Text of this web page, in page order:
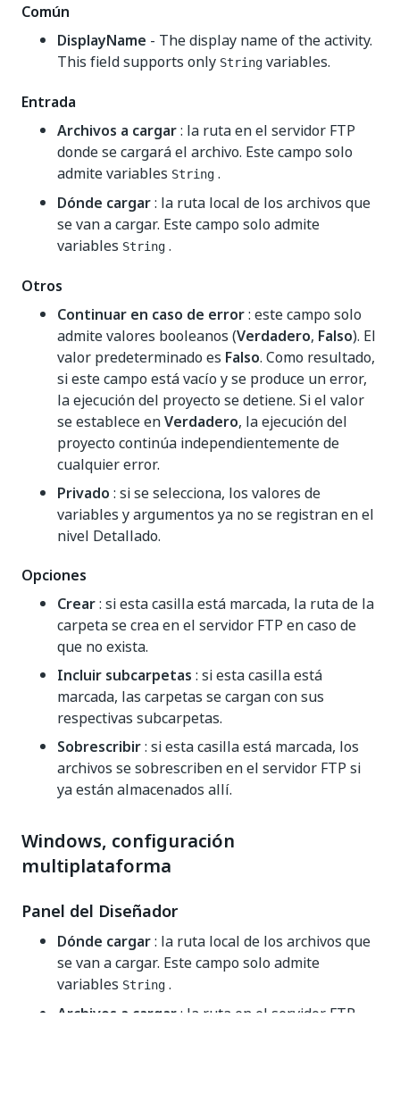
Común
DisplayName - The display name of the activity.
This field supports only String variables.
Entrada
Archivos a cargar: la ruta en el servidor FTP
donde se cargará el archivo. Este campo solo
admite variables String .
Dónde cargar: la ruta local de los archivos que
se van a cargar. Este campo solo admite
variables String .
Otros
Continuar en caso de error: este campo solo
admite valores booleanos (Verdadero, Falso). El
valor predeterminado es Falso. Como resultado,
si este campo está vacío y se produce un error,
la ejecución del proyecto se detiene. Si el valor
se establece enVerdadero, la ejecución del
proyecto continúa independientemente de
cualquier error.
Privado : si se selecciona, los valores de
variables y argumentos ya no se registran en el
nivel Detallado.
Opciones
Crear: si esta casilla está marcada, la ruta de la
carpeta se crea en el servidor FTP en caso de
que no exista.
Incluir subcarpetas : si esta casilla está
marcada, las carpetas se cargan con sus
respectivas subcarpetas.
Sobrescribir: si esta casilla está marcada, los
archivos se sobrescriben en el servidor FTP si
ya están almacenados allí.
Windows, configuración
multiplataforma
Panel del Diseñador
Dónde cargar: la ruta local de los archivos que
se van a cargar. Este campo solo admite
variables String .
Archivos a cargar: la ruta en el servidor FTP